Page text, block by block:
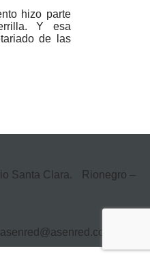
hizo parte
Y esa
de las
Santa Clara. Rionegro –